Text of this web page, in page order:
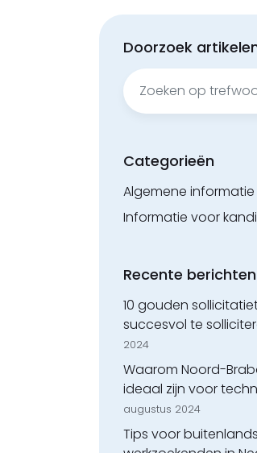
Doorzoek
Zoeken
naar:
Categorieën
Algemene informatie
Informatie voor
Recente berichten
10 gouden
succesvol te
2024
Waarom Noord-
ideaal zijn voor
augustus 2024
Tips voor